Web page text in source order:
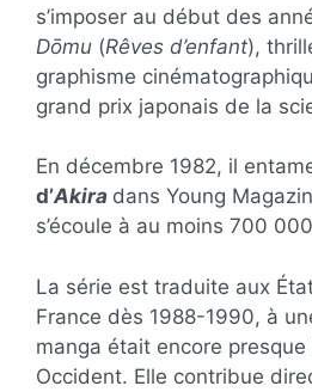
s’imposer au début des
Dōmu (Rêves d’enfant),
graphisme
grand prix japonais de la
En décembre 1982, il
d’Akira dans Young
s’écoule à au moins 700
La série est traduite aux
France dès 1988-1990, à
manga était encore presque
Occident. Elle contribue